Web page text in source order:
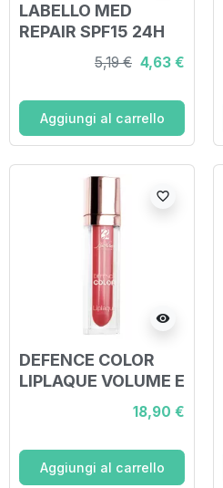
LABELLO MED
REPAIR SPF15 24H
IDRATAZIONE
FONDENTE SULLE
5,19 € 4,63 €
Aggiungi al carrello
visibility
favorite_border
DEFENCE COLOR
LIPLAQUE VOLUME E
LUMINOSITA' 603
18,90 €
Aggiungi al carrello